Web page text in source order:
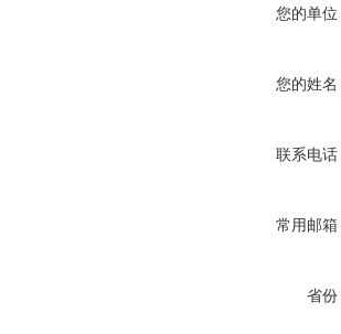
您的单位
您的姓名
联系电话
常用邮箱
省份